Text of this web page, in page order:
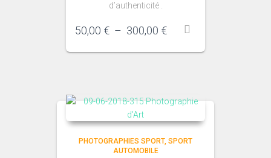
d’authenticité .
50,00 € – 300,00 €Plage
prix :
300,00 €
PHOTOGRAPHIES SPORT SPORT
AUTOMOBILE